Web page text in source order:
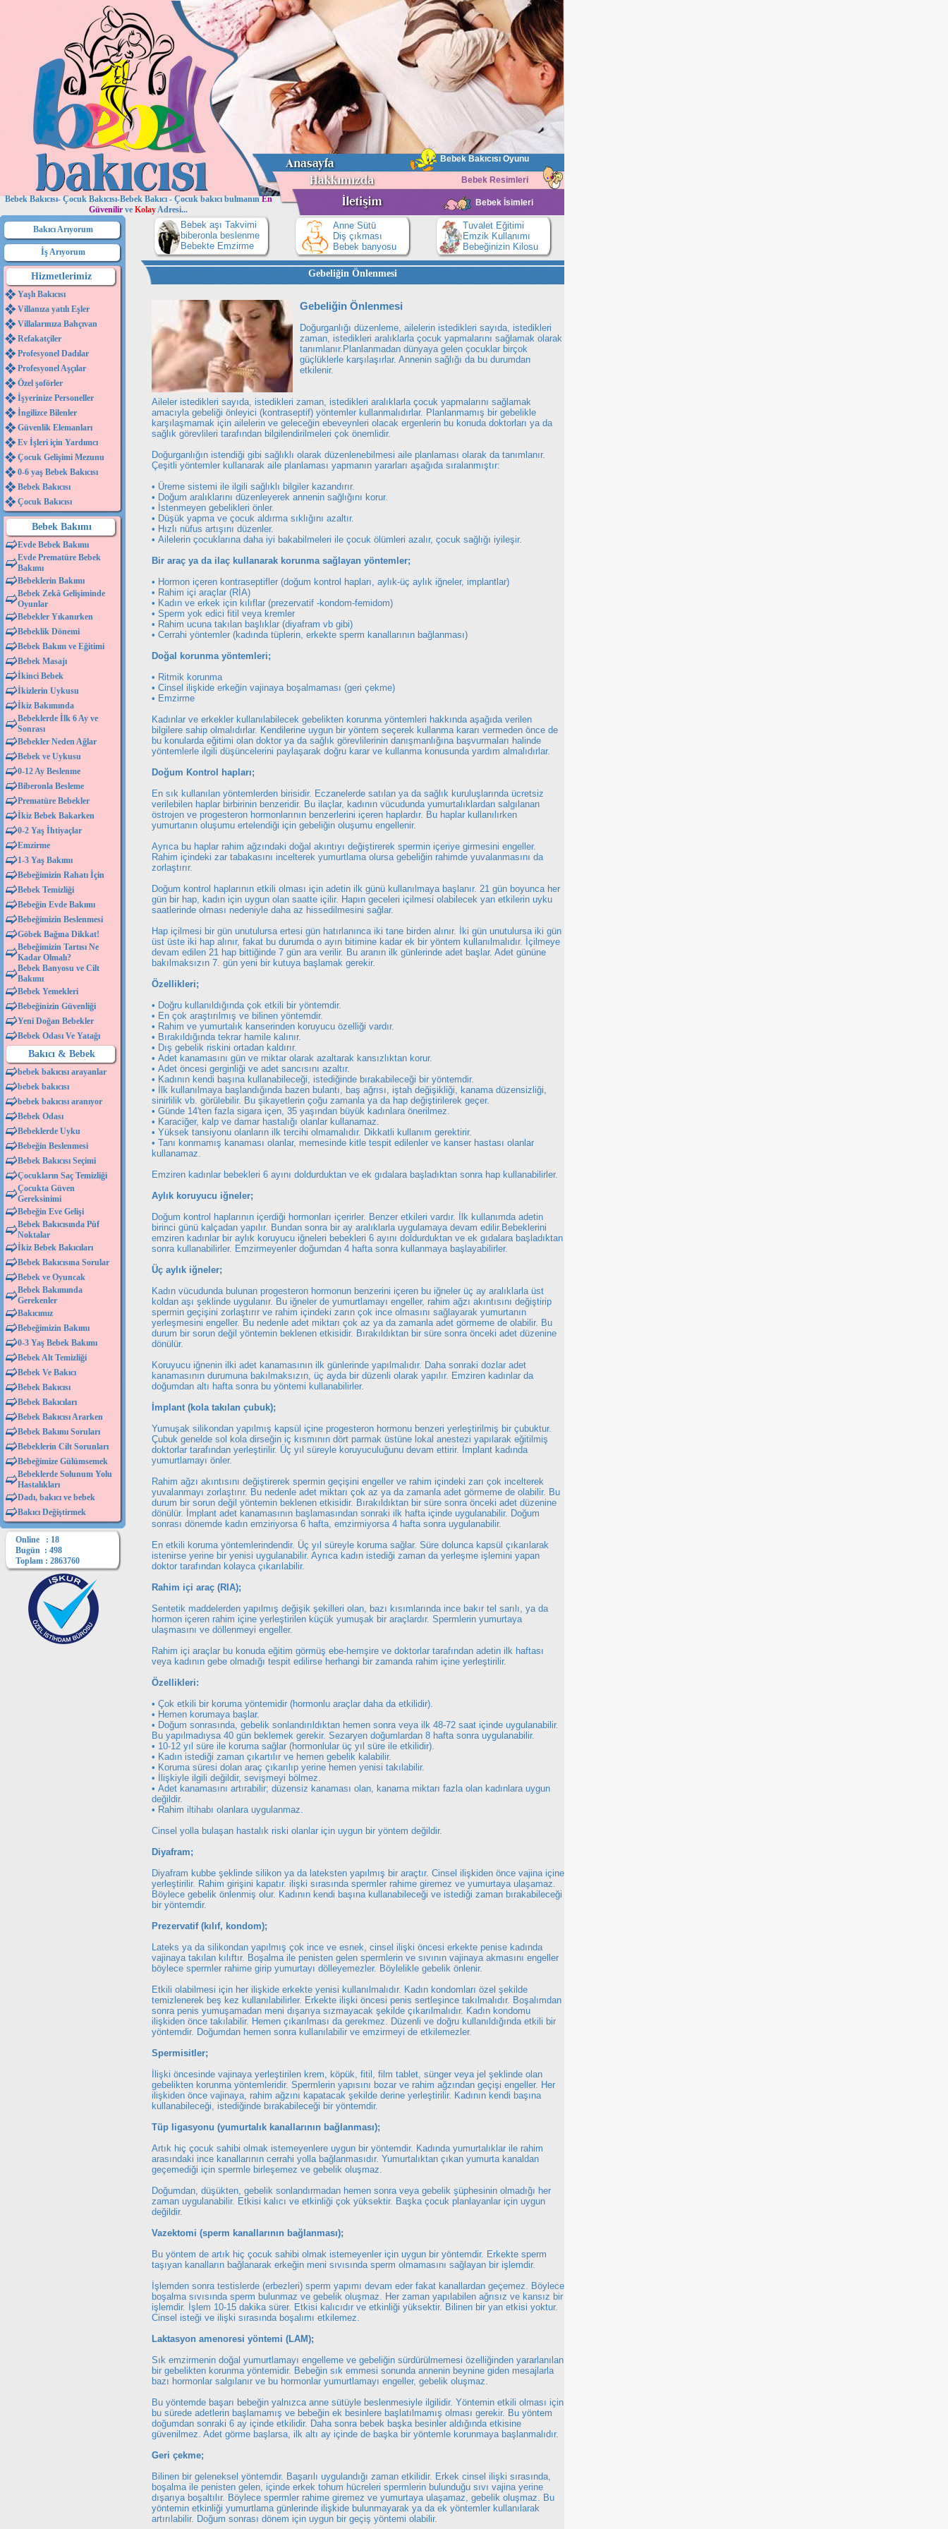
Bebek Bakıcısı Oyunu
Bebek Resimleri
Bebek Bakıcısı- Çocuk Bakıcısı-Bebek Bakıcı - Çocuk bakıcı bulmanınEn
Güvenilir ve KolayAdresi...
Bebek İsimleri
Bakıcı Arıyorum
İş Arıyorum
Hizmetlerimiz
Yaşlı Bakıcısı
Villanıza yatılı Eşler
Villalarınıza Bahçıvan
Refakatçiler
Profesyonel Dadılar
Profesyonel Aşçılar
Özel şoförler
İşyerinize Personeller
İngilizce Bilenler
Güvenlik Elemanları
Ev İşleri için Yardımcı
Çocuk Gelişimi Mezunu
0-6 yaş Bebek Bakıcısı
Bebek Bakıcısı
Çocuk Bakıcısı
Bebek Bakımı
Evde Bebek Bakımı
Evde Prematüre Bebek
Bakımı
Bebeklerin Bakımı
Bebek Zekâ Gelişiminde
Oyunlar
Bebekler Yıkanırken
Bebeklik Dönemi
Bebek Bakım ve Eğitimi
Bebek Masajı
İkinci Bebek
İkizlerin Uykusu
İkiz Bakımında
Bebeklerde İlk 6 Ay ve
Sonrası
Bebekler Neden Ağlar
Bebek ve Uykusu
0-12 Ay Beslenme
Biberonla Besleme
Prematüre Bebekler
İkiz Bebek Bakarken
0-2 Yaş İhtiyaçlar
Emzirme
1-3 Yaş Bakımı
Bebeğimizin Rahatı İçin
Bebek Temizliği
Bebeğin Evde Bakımı
Bebeğimizin Beslenmesi
Göbek Bağına Dikkat!
Bebeğimizin Tartısı Ne
Kadar Olmalı?
Bebek Banyosu ve Cilt
Bakımı
Bebek Yemekleri
Bebeğinizin Güvenliği
Yeni Doğan Bebekler
Bebek Odası Ve Yatağı
Bakıcı & Bebek
bebek bakıcısı arayanlar
bebek bakıcısı
bebek bakıcısı aranıyor
Bebek Odası
Bebeklerde Uyku
Bebeğin Beslenmesi
Bebek Bakıcısı Seçimi
Çocukların Saç Temizliği
Çocukta Güven
Gereksinimi
Bebeğin Eve Gelişi
Bebek Bakıcısında Püf
Noktalar
İkiz Bebek Bakıcıları
Bebek Bakıcısına Sorular
Bebek ve Oyuncak
Bebek Bakımında
Gerekenler
Bakıcımız
Bebeğimizin Bakımı
0-3 Yaş Bebek Bakımı
Bebek Alt Temizliği
Bebek Ve Bakıcı
Bebek Bakıcısı
Bebek Bakıcıları
Bebek Bakıcısı Ararken
Bebek Bakımı Soruları
Bebeklerin Cilt Sorunları
Bebeğimize Gülümsemek
Bebeklerde Solunum Yolu
Hastalıkları
Dadı, bakıcı ve bebek
Bakıcı Değiştirmek
Online : 18
Bugün : 498
Toplam : 2863760
Bebek aşı Takvimi
biberonla beslenme
Bebekte Emzirme
Anne Sütü
Diş çıkması
Bebek banyosu
Tuvalet Eğitimi
Emzik Kullanımı
Bebeğinizin Kilosu
Gebeliğin Önlenmesi
Gebeliğin Önlenmesi
Doğurganlığı düzenleme, ailelerin istedikleri sayıda, istedikleri
zaman, istedikleri aralıklarla çocuk yapmalarını sağlamak olarak
tanımlanır.Planlanmadan dünyaya gelen çocuklar birçok
güçlüklerle karşılaşırlar. Annenin sağlığı da bu durumdan
etkilenir.
Aileler istedikleri sayıda, istedikleri zaman, istedikleri aralıklarla çocuk yapmalarını sağlamak
amacıyla gebeliği önleyici (kontraseptif) yöntemler kullanmalıdırlar. Planlanmamış bir gebelikle
karşılaşmamak için ailelerin ve geleceğin ebeveynleri olacak ergenlerin bu konuda doktorları ya da
sağlık görevlileri tarafından bilgilendirilmeleri çok önemlidir.
Doğurganlığın istendiği gibi sağlıklı olarak düzenlenebilmesi aile planlaması olarak da tanımlanır.
Çeşitli yöntemler kullanarak aile planlaması yapmanın yararları aşağıda sıralanmıştır:
• Üreme sistemi ile ilgili sağlıklı bilgiler kazandırır.
• Doğum aralıklarını düzenleyerek annenin sağlığını korur.
• İstenmeyen gebelikleri önler.
• Düşük yapma ve çocuk aldırma sıklığını azaltır.
• Hızlı nüfus artışını düzenler.
• Ailelerin çocuklarına daha iyi bakabilmeleri ile çocuk ölümleri azalır, çocuk sağlığı iyileşir.
Bir araç ya da ilaç kullanarak korunma sağlayan yöntemler;
• Hormon içeren kontraseptifler (doğum kontrol hapları, aylık-üç aylık iğneler, implantlar)
• Rahim içi araçlar (RİA)
• Kadın ve erkek için kılıflar (prezervatif -kondom-femidom)
• Sperm yok edici fitil veya kremler
• Rahim ucuna takılan başlıklar (diyafram vb gibi)
• Cerrahi yöntemler (kadında tüplerin, erkekte sperm kanallarının bağlanması)
Doğal korunma yöntemleri;
• Ritmik korunma
• Cinsel ilişkide erkeğin vajinaya boşalmaması (geri çekme)
• Emzirme
Kadınlar ve erkekler kullanılabilecek gebelikten korunma yöntemleri hakkında aşağıda verilen
bilgilere sahip olmalıdırlar. Kendilerine uygun bir yöntem seçerek kullanma kararı vermeden önce de
bu konularda eğitimi olan doktor ya da sağlık görevlilerinin danışmanlığına başvurmaları halinde
yöntemlerle ilgili düşüncelerini paylaşarak doğru karar ve kullanma konusunda yardım almalıdırlar.
Doğum Kontrol hapları;
En sık kullanılan yöntemlerden birisidir. Eczanelerde satılan ya da sağlık kuruluşlarında ücretsiz
verilebilen haplar birbirinin benzeridir. Bu ilaçlar, kadının vücudunda yumurtalıklardan salgılanan
östrojen ve progesteron hormonlarının benzerlerini içeren haplardır. Bu haplar kullanılırken
yumurtanın oluşumu ertelendiği için gebeliğin oluşumu engellenir.
Ayrıca bu haplar rahim ağzındaki doğal akıntıyı değiştirerek spermin içeriye girmesini engeller.
Rahim içindeki zar tabakasını incelterek yumurtlama olursa gebeliğin rahimde yuvalanmasını da
zorlaştırır.
Doğum kontrol haplarının etkili olması için adetin ilk günü kullanılmaya başlanır. 21 gün boyunca her
gün bir hap, kadın için uygun olan saatte içilir. Hapın geceleri içilmesi olabilecek yan etkilerin uyku
saatlerinde olması nedeniyle daha az hissedilmesini sağlar.
Hap içilmesi bir gün unutulursa ertesi gün hatırlanınca iki tane birden alınır. İki gün unutulursa iki gün
üst üste iki hap alınır, fakat bu durumda o ayın bitimine kadar ek bir yöntem kullanılmalıdır. İçilmeye
devam edilen 21 hap bittiğinde 7 gün ara verilir. Bu aranın ilk günlerinde adet başlar. Adet gününe
bakılmaksızın 7. gün yeni bir kutuya başlamak gerekir.
Özellikleri;
• Doğru kullanıldığında çok etkili bir yöntemdir.
• En çok araştırılmış ve bilinen yöntemdir.
• Rahim ve yumurtalık kanserinden koruyucu özelliği vardır.
• Bırakıldığında tekrar hamile kalınır.
• Dış gebelik riskini ortadan kaldırır.
• Adet kanamasını gün ve miktar olarak azaltarak kansızlıktan korur.
• Adet öncesi gerginliği ve adet sancısını azaltır.
• Kadının kendi başına kullanabileceği, istediğinde bırakabileceği bir yöntemdir.
• İlk kullanılmaya başlandığında bazen bulantı, baş ağrısı, iştah değişikliği, kanama düzensizliği,
sinirlilik vb. görülebilir. Bu şikayetlerin çoğu zamanla ya da hap değiştirilerek geçer.
• Günde 14'ten fazla sigara içen, 35 yaşından büyük kadınlara önerilmez.
• Karaciğer, kalp ve damar hastalığı olanlar kullanamaz.
• Yüksek tansiyonu olanların ilk tercihi olmamalıdır. Dikkatli kullanım gerektirir.
• Tanı konmamış kanaması olanlar, memesinde kitle tespit edilenler ve kanser hastası olanlar
kullanamaz.
Emziren kadınlar bebekleri 6 ayını doldurduktan ve ek gıdalara başladıktan sonra hap kullanabilirler.
Aylık koruyucu iğneler;
Doğum kontrol haplarının içerdiği hormonları içerirler. Benzer etkileri vardır. İlk kullanımda adetin
birinci günü kalçadan yapılır. Bundan sonra bir ay aralıklarla uygulamaya devam edilir.Bebeklerini
emziren kadınlar bir aylık koruyucu iğneleri bebekleri 6 ayını doldurduktan ve ek gıdalara başladıktan
sonra kullanabilirler. Emzirmeyenler doğumdan 4 hafta sonra kullanmaya başlayabilirler.
Üç aylık iğneler;
Kadın vücudunda bulunan progesteron hormonun benzerini içeren bu iğneler üç ay aralıklarla üst
koldan aşı şeklinde uygulanır. Bu iğneler de yumurtlamayı engeller, rahim ağzı akıntısını değiştirip
spermin geçişini zorlaştırır ve rahim içindeki zarın çok ince olmasını sağlayarak yumurtanın
yerleşmesini engeller. Bu nedenle adet miktarı çok az ya da zamanla adet görmeme de olabilir. Bu
durum bir sorun değil yöntemin beklenen etkisidir. Bırakıldıktan bir süre sonra önceki adet düzenine
dönülür.
Koruyucu iğnenin ilki adet kanamasının ilk günlerinde yapılmalıdır. Daha sonraki dozlar adet
kanamasının durumuna bakılmaksızın, üç ayda bir düzenli olarak yapılır. Emziren kadınlar da
doğumdan altı hafta sonra bu yöntemi kullanabilirler.
İmplant (kola takılan çubuk);
Yumuşak silikondan yapılmış kapsül içine progesteron hormonu benzeri yerleştirilmiş bir çubuktur.
Çubuk genelde sol kola dirseğin iç kısmının dört parmak üstüne lokal anestezi yapılarak eğitilmiş
doktorlar tarafından yerleştirilir. Üç yıl süreyle koruyuculuğunu devam ettirir. İmplant kadında
yumurtlamayı önler.
Rahim ağzı akıntısını değiştirerek spermin geçişini engeller ve rahim içindeki zarı çok incelterek
yuvalanmayı zorlaştırır. Bu nedenle adet miktarı çok az ya da zamanla adet görmeme de olabilir. Bu
durum bir sorun değil yöntemin beklenen etkisidir. Bırakıldıktan bir süre sonra önceki adet düzenine
dönülür. İmplant adet kanamasının başlamasından sonraki ilk hafta içinde uygulanabilir. Doğum
sonrası dönemde kadın emziriyorsa 6 hafta, emzirmiyorsa 4 hafta sonra uygulanabilir.
En etkili koruma yöntemlerindendir. Üç yıl süreyle koruma sağlar. Süre dolunca kapsül çıkarılarak
istenirse yerine bir yenisi uygulanabilir. Ayrıca kadın istediği zaman da yerleşme işlemini yapan
doktor tarafından kolayca çıkarılabilir.
Rahim içi araç (RIA);
Sentetik maddelerden yapılmış değişik şekilleri olan, bazı kısımlarında ince bakır tel sarılı, ya da
hormon içeren rahim içine yerleştirilen küçük yumuşak bir araçlardır. Spermlerin yumurtaya
ulaşmasını ve döllenmeyi engeller.
Rahim içi araçlar bu konuda eğitim görmüş ebe-hemşire ve doktorlar tarafından adetin ilk haftası
veya kadının gebe olmadığı tespit edilirse herhangi bir zamanda rahim içine yerleştirilir.
Özellikleri:
• Çok etkili bir koruma yöntemidir (hormonlu araçlar daha da etkilidir).
• Hemen korumaya başlar.
• Doğum sonrasında, gebelik sonlandırıldıktan hemen sonra veya ilk 48-72 saat içinde uygulanabilir.
Bu yapılmadıysa 40 gün beklemek gerekir. Sezaryen doğumlardan 8 hafta sonra uygulanabilir.
• 10-12 yıl süre ile koruma sağlar (hormonlular üç yıl süre ile etkilidir).
• Kadın istediği zaman çıkartılır ve hemen gebelik kalabilir.
• Koruma süresi dolan araç çıkarılıp yerine hemen yenisi takılabilir.
• İlişkiyle ilgili değildir, sevişmeyi bölmez.
• Adet kanamasını artırabilir; düzensiz kanaması olan, kanama miktarı fazla olan kadınlara uygun
değildir.
• Rahim iltihabı olanlara uygulanmaz.
Cinsel yolla bulaşan hastalık riski olanlar için uygun bir yöntem değildir.
Diyafram;
Diyafram kubbe şeklinde silikon ya da lateksten yapılmış bir araçtır. Cinsel ilişkiden önce vajina içine
yerleştirilir. Rahim girişini kapatır. ilişki sırasında spermler rahime giremez ve yumurtaya ulaşamaz.
Böylece gebelik önlenmiş olur. Kadının kendi başına kullanabileceği ve istediği zaman bırakabileceği
bir yöntemdir.
Prezervatif (kılıf, kondom);
Lateks ya da silikondan yapılmış çok ince ve esnek, cinsel ilişki öncesi erkekte penise kadında
vajinaya takılan kılıftır. Boşalma ile penisten gelen spermlerin ve sıvının vajinaya akmasını engeller
böylece spermler rahime girip yumurtayı dölleyemezler. Böylelikle gebelik önlenir.
Etkili olabilmesi için her ilişkide erkekte yenisi kullanılmalıdır. Kadın kondomları özel şekilde
temizlenerek beş kez kullanılabilirler. Erkekte ilişki öncesi penis sertleşince takılmalıdır. Boşalımdan
sonra penis yumuşamadan meni dışarıya sızmayacak şekilde çıkarılmalıdır. Kadın kondomu
ilişkiden önce takılabilir. Hemen çıkarılması da gerekmez. Düzenli ve doğru kullanıldığında etkili bir
yöntemdir. Doğumdan hemen sonra kullanılabilir ve emzirmeyi de etkilemezler.
Spermisitler;
İlişki öncesinde vajinaya yerleştirilen krem, köpük, fitil, film tablet, sünger veya jel şeklinde olan
gebelikten korunma yöntemleridir. Spermlerin yapısını bozar ve rahim ağzından geçişi engeller. Her
ilişkiden önce vajinaya, rahim ağzını kapatacak şekilde derine yerleştirilir. Kadının kendi başına
kullanabileceği, istediğinde bırakabileceği bir yöntemdir.
Tüp ligasyonu (yumurtalık kanallarının bağlanması);
Artık hiç çocuk sahibi olmak istemeyenlere uygun bir yöntemdir. Kadında yumurtalıklar ile rahim
arasındaki ince kanallarının cerrahi yolla bağlanmasıdır. Yumurtalıktan çıkan yumurta kanaldan
geçemediği için spermle birleşemez ve gebelik oluşmaz.
Doğumdan, düşükten, gebelik sonlandırmadan hemen sonra veya gebelik şüphesinin olmadığı her
zaman uygulanabilir. Etkisi kalıcı ve etkinliği çok yüksektir. Başka çocuk planlayanlar için uygun
değildir.
Vazektomi (sperm kanallarının bağlanması);
Bu yöntem de artık hiç çocuk sahibi olmak istemeyenler için uygun bir yöntemdir. Erkekte sperm
taşıyan kanalların bağlanarak erkeğin meni sıvısında sperm olmamasını sağlayan bir işlemdir.
İşlemden sonra testislerde (erbezleri) sperm yapımı devam eder fakat kanallardan geçemez. Böylece
boşalma sıvısında sperm bulunmaz ve gebelik oluşmaz. Her zaman yapılabilen ağrısız ve kansız bir
işlemdir. İşlem 10-15 dakika sürer. Etkisi kalıcıdır ve etkinliği yüksektir. Bilinen bir yan etkisi yoktur.
Cinsel isteği ve ilişki sırasında boşalımı etkilemez.
Laktasyon amenoresi yöntemi (LAM);
Sık emzirmenin doğal yumurtlamayı engelleme ve gebeliğin sürdürülmemesi özelliğinden yararlanılan
bir gebelikten korunma yöntemidir. Bebeğin sık emmesi sonunda annenin beynine giden mesajlarla
bazı hormonlar salgılanır ve bu hormonlar yumurtlamayı engeller, gebelik oluşmaz.
Bu yöntemde başarı bebeğin yalnızca anne sütüyle beslenmesiyle ilgilidir. Yöntemin etkili olması için
bu sürede adetlerin başlamamış ve bebeğin ek besinlere başlatılmamış olması gerekir. Bu yöntem
doğumdan sonraki 6 ay içinde etkilidir. Daha sonra bebek başka besinler aldığında etkisine
güvenilmez. Adet görme başlarsa, ilk altı ay içinde de başka bir yöntemle korunmaya başlanmalıdır.
Geri çekme;
Bilinen bir geleneksel yöntemdir. Başarılı uygulandığı zaman etkilidir. Erkek cinsel ilişki sırasında,
boşalma ile penisten gelen, içinde erkek tohum hücreleri spermlerin bulunduğu sıvı vajina yerine
dışarıya boşaltılır. Böylece spermler rahime giremez ve yumurtaya ulaşamaz, gebelik oluşmaz. Bu
yöntemin etkinliği yumurtlama günlerinde ilişkide bulunmayarak ya da ek yöntemler kullanılarak
artırılabilir. Doğum sonrası dönem için uygun bir geçiş yöntemi olabilir.